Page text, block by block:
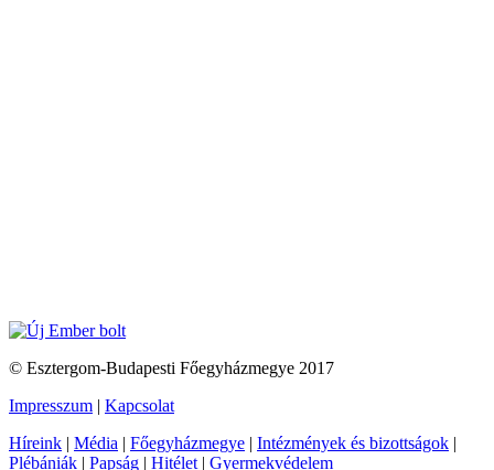
© Esztergom-Budapesti Főegyházmegye 2017
Impresszum | Kapcsolat
Híreink | Média | Főegyházmegye | Intézmények és bizottságok |
Plébániák | Papság | Hitélet | Gyermekvédelem